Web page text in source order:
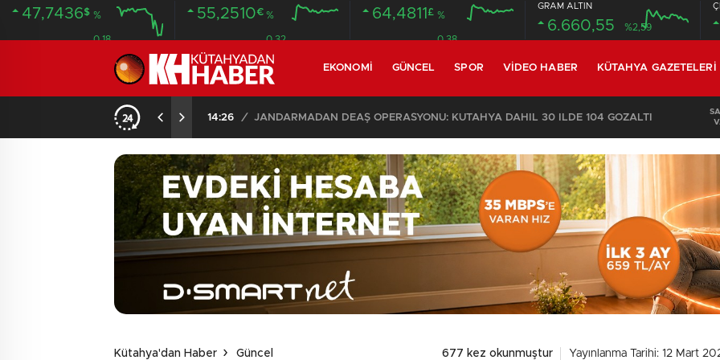
47,7436$ %
0.18
55,2510€ %
0.32
64,4811 £ %
0.38
GRAM ALTIN
6.660,55 %2,59
EKONOMI GÜNCEL SPOR VIDEO HABER KÜTAHYA GAZETELERI
14:26 / JANDARMADAN DEAŞ OPERASYONU: KÜTAHYA DAHİL 30 İLDE 104 GÖZALTI
Kütahya'dan Haber Güncel 677 kez okunmuştur Yayınlanma Tarihi: 12 Mart